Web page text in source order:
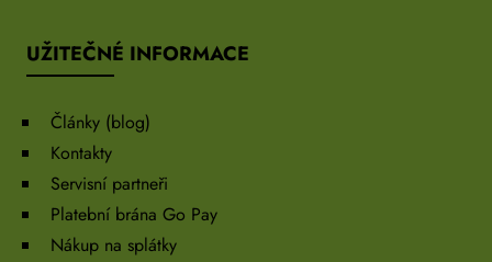
UŽITEČNÉ INFORMACE
Články (blog)
Kontakty
Servisní partneři
Platební brána Go Pay
Nákup na splátky